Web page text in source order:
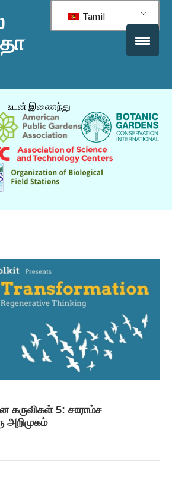
Tamil
உடன் இணைந்து
கருவிகள் 5: சாராம்ச
அறிமுகம்